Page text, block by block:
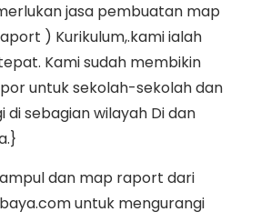
jasa pembuatan map
) Kurikulum,.kami ialah
Kami sudah membikin
untuk sekolah-sekolah dan
di sebagian wilayah Di dan
dan map raport dari
untuk mengurangi